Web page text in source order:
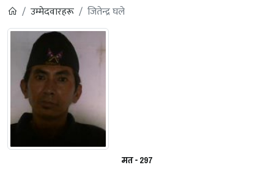
उम्मेदवारहरू जितेन्द्र घले
मत - 297